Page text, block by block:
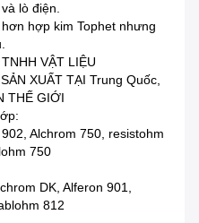
lò điện.
hợp kim Tophet nhưng
VẬT LIỆU
XUẤT TẠI Trung Quốc,
THẾ GIỚI
Alchrom 750, resistohm
750
DK, Alferon 901,
812